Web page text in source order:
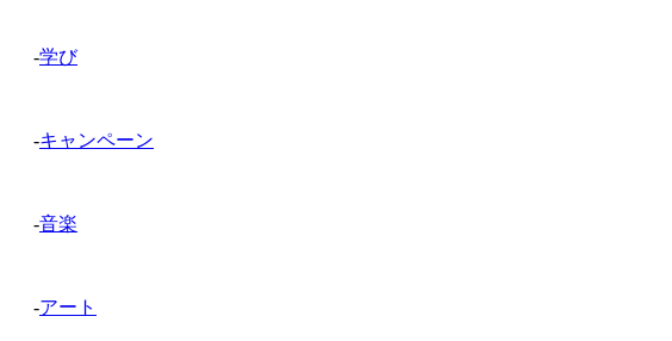
-学び
-キャンペーン
-音楽
-アート